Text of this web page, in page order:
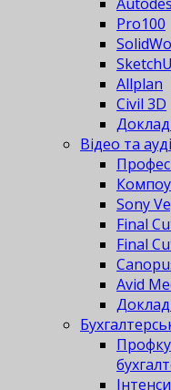
Pro100
Allplan
Civil 3D
Відео та
Sony
Final
Final
Avid